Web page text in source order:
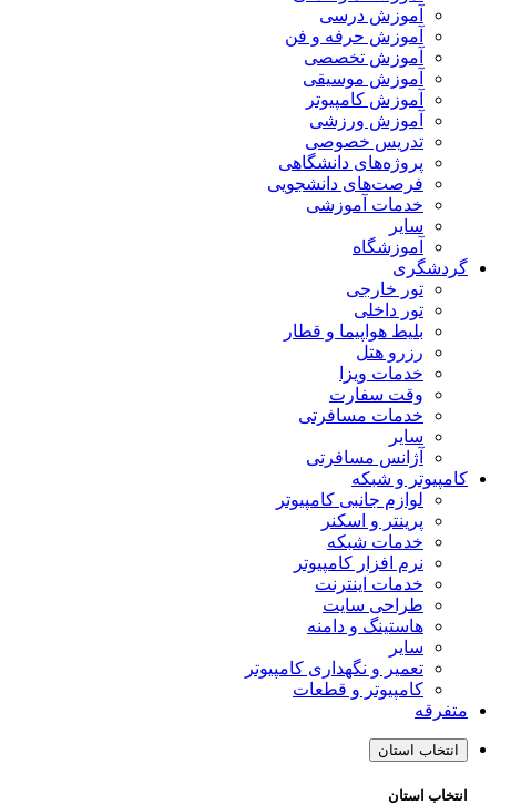
آموزش درسی
آموزش حرفه و فن
آموزش تخصصی
آموزش موسیقی
آموزش کامپیوتر
آموزش ورزشی
تدریس خصوصی
پروژه‌های دانشگاهی
فرصت‌های دانشجویی
خدمات آموزشی
سایر
آموزشگاه
گردشگری
تور خارجی
تور داخلی
بلیط هواپیما و قطار
رزرو هتل
خدمات ویزا
وقت سفارت
خدمات مسافرتی
سایر
آژانس مسافرتی
کامپیوتر و شبکه
لوازم جانبی کامپیوتر
پرینتر و اسکنر
خدمات شبکه
نرم افزار کامپیوتر
خدمات اینترنت
طراحی سایت
هاستینگ و دامنه
سایر
تعمیر و نگهداری کامپیوتر
کامپیوتر و قطعات
متفرقه
انتخاب استان
انتخاب استان